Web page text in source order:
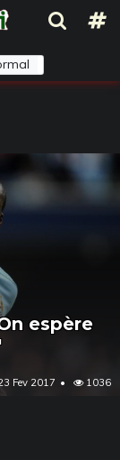
espère
Fev 2017 1036